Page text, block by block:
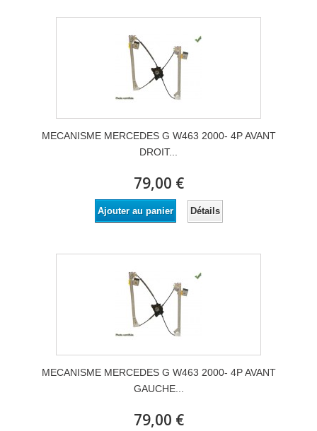
MECANISME MERCEDES G W463 2000- 4P AVANT
DROIT...
79,00 €
Ajouter au panier Détails
MECANISME MERCEDES G W463 2000- 4P AVANT
GAUCHE...
79,00 €